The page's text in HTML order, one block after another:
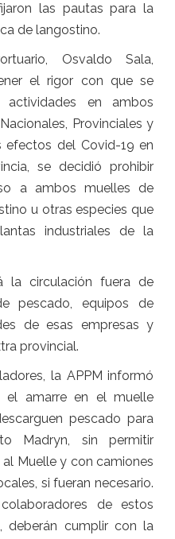
las pautas para la
de langostino.
Osvaldo Sala,
el rigor con que se
actividades en ambos
Provinciales y
efectos del Covid-19 en
se decidió prohibir
a ambos muelles de
u otras especies que
industriales de la
la circulación fuera de
pescado, equipos de
de esas empresas y
provincial.
la APPM informó
el amarre en el muelle
pescado para
Madryn, sin permitir
Muelle y con camiones
si fueran necesario.
de estos
deberán cumplir con la